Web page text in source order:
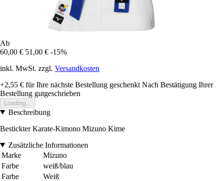
Ab
60,00 € 51,00 € -15%
inkl. MwSt. zzgl. Versandkosten
+2,55 € für Ihre nächste Bestellung geschenkt Nach Bestätigung Ihrer
Bestellung gutgeschrieben
Loading...
Beschreibung
Bestickter Karate-Kimono Mizuno Kime
Zusätzliche Informationen
Marke
Mizuno
Farbe
weiß/blau
Farbe
Weiß